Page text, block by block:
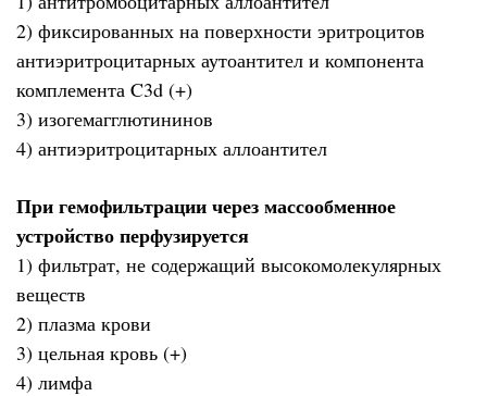
2) фиксированных на поверхности эритроцитов
антиэритроцитарных аутоантител и компонента
комплемента C3d (+)
3) изогемагглютининов
4) антиэритроцитарных аллоантител
При гемофильтрации через массообменное
устройство перфузируется
1) фильтрат, не содержащий высокомолекулярных
веществ
2) плазма крови
3) цельная кровь (+)
4) лимфа